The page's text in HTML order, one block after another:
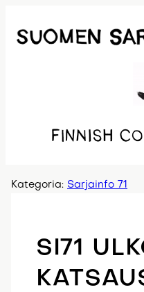
sisältöön
Kategoria: Sarjainfo 71
SI71